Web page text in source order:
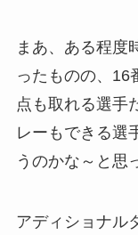
まあ、ある程度
ったものの、16
点も取れる選手
レーもできる選
うのかな～と思
アディショナル